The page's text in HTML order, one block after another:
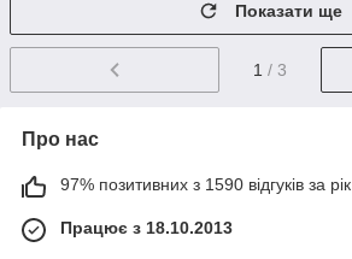
Показати ще
1 / 3
Про нас
97% позитивних з 1590 відгуків за рік
Працює з 18.10.2013